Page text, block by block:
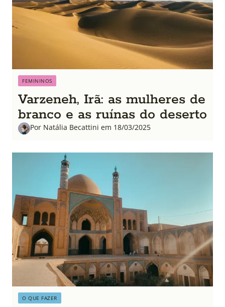
FEMININOS
Varzeneh, Irã: as mulheres de
branco e as ruínas do deserto
Por Natália Becattini em 18/03/2025
O QUE FAZER